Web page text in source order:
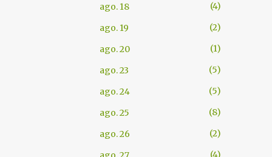
ago. 18
4
ago. 19
2
ago. 20
1
ago. 23
5
ago. 24
5
ago. 25
8
ago. 26
2
4